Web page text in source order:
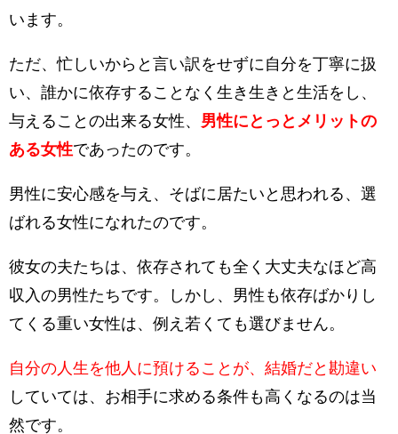
います。
ただ、忙しいからと言い訳をせずに 自分を丁寧に扱
い、 誰かに依存することなく 生き生きと生活をし、
与えることの出来る女性、 男性にとっとメリットの
ある女性であったのです。
男性に安心感を与え、そばに居たいと思われる、 選
ばれる女性になれたのです。
彼女の夫たちは、依存されても全く大丈夫なほど高
収入の男性たちです。しかし、男性も依存ばかりし
てくる重い女性は、例え若くても選びません。
自分の人生を他人に預けることが、結婚だと勘違い
していては、お相手に求める条件も高くなるのは当
然です。